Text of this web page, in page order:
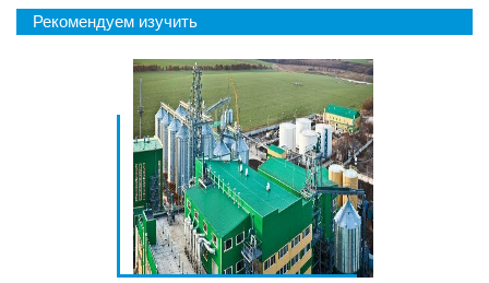
Рекомендуем изучить